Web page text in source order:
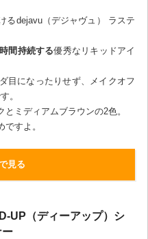
るdejavu（デジャヴュ） ラステ
間持続する優秀なリキッドアイ
目になったりせず、メイクオフ
。
ミディアムブラウンの2色。
すよ。
見る
UP（ディーアップ）シ
ー